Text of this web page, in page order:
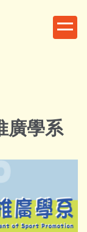
廣學系